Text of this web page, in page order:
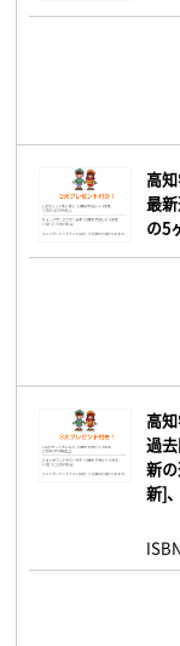
高
最
の5
高
過
新
新]